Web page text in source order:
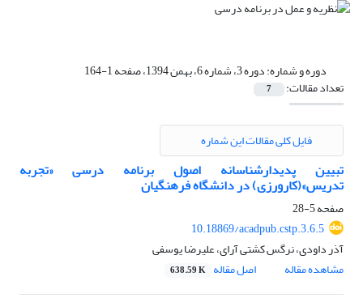
دوره و شماره:دوره 3، شماره 6، بهمن 1394، صفحه 1-164
تعداد مقالات: 7
فایل کلی مقالات این شماره
تبیین پدیدارشناسانه اصول برنامه درسی «تجربه
تدریس»(کارورزی) در دانشگاه فرهنگیان
صفحه5-28
‎10.18869/acadpub.cstp.3.6.5
آذر داودی، نرگس کشتی آرای، علیرضا یوسفی
مشاهده مقاله
اصل مقاله 638.59 K